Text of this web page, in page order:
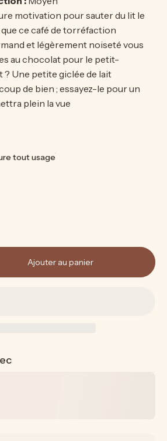
motivation pour sauter du lit le
ce café de torréfaction
et légèrement noiseté vous
au chocolat pour le petit-
? Une petite giclée de lait
de bien ; essayez-le pour un
plein la vue
tout usage
Ajouter au panier